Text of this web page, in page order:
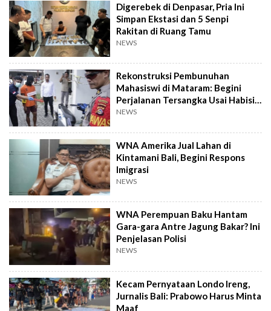
Digerebek di Denpasar, Pria Ini
Simpan Ekstasi dan 5 Senpi
Rakitan di Ruang Tamu
NEWS
Rekonstruksi Pembunuhan
Mahasiswi di Mataram: Begini
Perjalanan Tersangka Usai Habisi
Korban
NEWS
WNA Amerika Jual Lahan di
Kintamani Bali, Begini Respons
Imigrasi
NEWS
WNA Perempuan Baku Hantam
Gara-gara Antre Jagung Bakar? Ini
Penjelasan Polisi
NEWS
Kecam Pernyataan Londo Ireng,
Jurnalis Bali: Prabowo Harus Minta
Maaf